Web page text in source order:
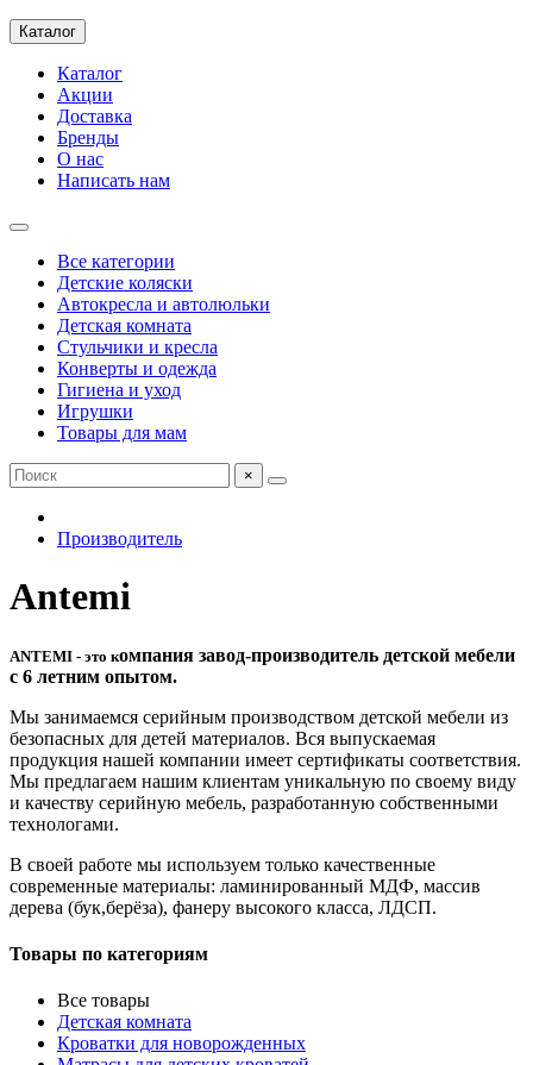
Каталог
Каталог
Акции
Доставка
Бренды
О нас
Написать нам
Все категории
Детские коляски
Автокресла и автолюльки
Детская комната
Стульчики и кресла
Конверты и одежда
Гигиена и уход
Игрушки
Товары для мам
×
Производитель
Antemi
ANTEMI - это компания завод-производитель детской мебели
с 6 летним опытом.
Мы занимаемся серийным производством детской мебели из
безопасных для детей материалов. Вся выпускаемая
продукция нашей компании имеет сертификаты соответствия.
Мы предлагаем нашим клиентам уникальную по своему виду
и качеству серийную мебель, разработанную собственными
технологами.
В своей работе мы используем только качественные
современные материалы: ламинированный МДФ, массив
дерева (бук,берёза), фанеру высокого класса, ЛДСП.
Товары по категориям
Все товары
Детская комната
Кроватки для новорожденных